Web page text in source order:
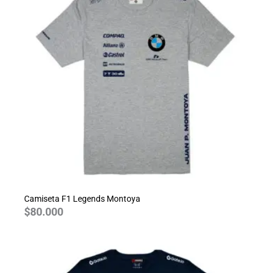
Camiseta F1 Legends Montoya
$80.000